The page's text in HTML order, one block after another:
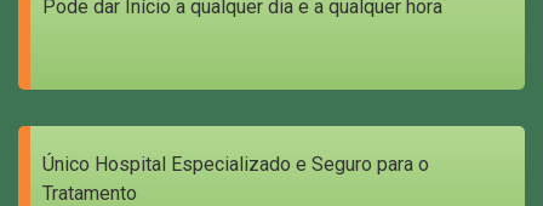
Pode dar Início a qualquer dia e a qualquer hora
Único Hospital Especializado e Seguro para o
Tratamento